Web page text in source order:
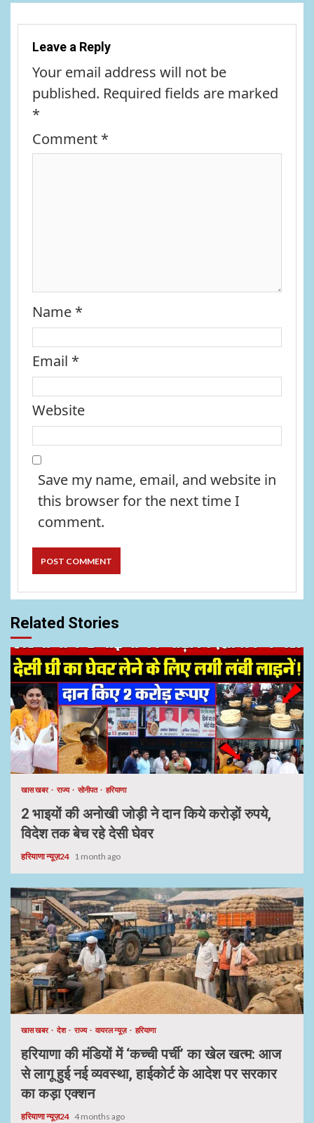
Leave a Reply
Your email address will not be
published. Required fields are marked
*
Comment *
Name *
Email *
Website
Save my name, email, and website in
this browser for the next time I
comment.
Related Stories
खास खबर राज्य सोनीपत हरियाणा
2 भाइयों की अनोखी जोड़ी ने दान किये करोड़ों रुपये,
विदेश तक बेच रहे देसी घेवर
हरियाणा न्यूज़24 1 month ago
खास खबर देश राज्य वायरल न्यूज़ हरियाणा
हरियाणा की मंडियों में ‘कच्ची पर्ची’ का खेल खत्म: आज
से लागू हुई नई व्यवस्था, हाईकोर्ट के आदेश पर सरकार
का कड़ा एक्शन
हरियाणा न्यूज़24 4 months ago